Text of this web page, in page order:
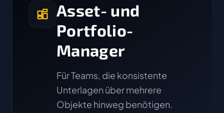
Asset- und
Portfolio-
Manager
Für Teams, die konsistente
Unterlagen über mehrere
Objekte hinweg benötigen.